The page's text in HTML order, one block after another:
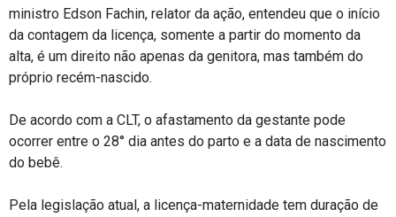
ministro Edson Fachin, relator da ação, entendeu que o início
da contagem da licença, somente a partir do momento da
alta, é um direito não apenas da genitora, mas também do
próprio recém-nascido.
De acordo com a CLT, o afastamento da gestante pode
ocorrer entre o 28° dia antes do parto e a data de nascimento
do bebê.
Pela legislação atual, a licença-maternidade tem duração de